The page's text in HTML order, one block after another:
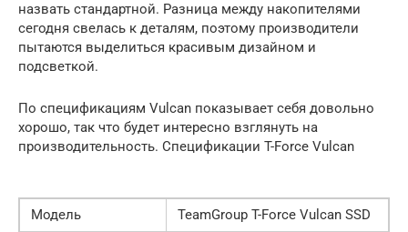
назвать стандартной. Разница между накопителями
сегодня свелась к деталям, поэтому производители
пытаются выделиться красивым дизайном и
подсветкой.
По спецификациям Vulcan показывает себя довольно
хорошо, так что будет интересно взглянуть на
производительность. Спецификации T-Force Vulcan
Модель TeamGroup T-Force Vulcan SSD